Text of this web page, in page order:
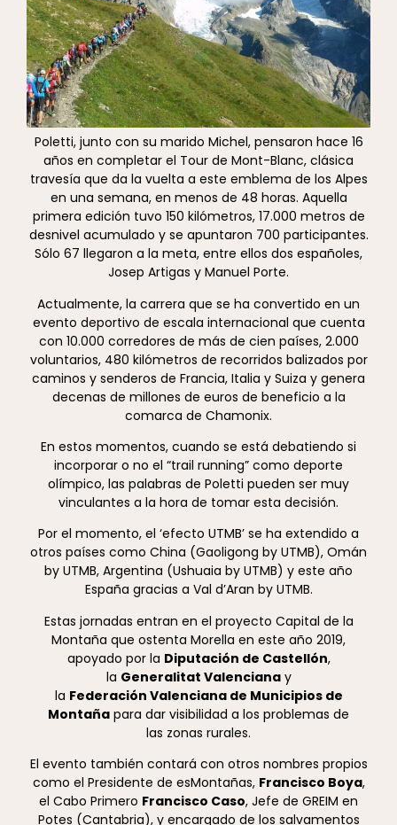
Poletti, junto con su marido Michel, pensaron hace 16
años en completar el Tour de Mont-Blanc, clásica
travesía que da la vuelta a este emblema de los Alpes
en una semana, en menos de 48 horas. Aquella
primera edición tuvo 150 kilómetros, 17.000 metros de
desnivel acumulado y se apuntaron 700 participantes.
Sólo 67 llegaron a la meta, entre ellos dos españoles,
Josep Artigas y Manuel Porte.
Actualmente, la carrera que se ha convertido en un
evento deportivo de escala internacional que cuenta
con 10.000 corredores de más de cien países, 2.000
voluntarios, 480 kilómetros de recorridos balizados por
caminos y senderos de Francia, Italia y Suiza y genera
decenas de millones de euros de beneficio a la
comarca de Chamonix.
En estos momentos, cuando se está debatiendo si
incorporar o no el “trail running” como deporte
olímpico, las palabras de Poletti pueden ser muy
vinculantes a la hora de tomar esta decisión.
Por el momento, el ‘efecto UTMB’ se ha extendido a
otros países como China (Gaoligong by UTMB), Omán
by UTMB, Argentina (Ushuaia by UTMB) y este año
España gracias a Val d’Aran by UTMB.
Estas jornadas entran en el proyecto Capital de la
Montaña que ostenta Morella en este año 2019,
apoyado por la Diputación de Castellón,
la Generalitat Valencianay
la Federación Valenciana de Municipios de
Montaña para dar visibilidad a los problemas de
las zonas rurales.
El evento también contará con otros nombres propios
como el Presidente de esMontañas, Francisco Boya,
el Cabo Primero Francisco Caso, Jefe de GREIM en
Potes (Cantabria), y encargado de los salvamentos